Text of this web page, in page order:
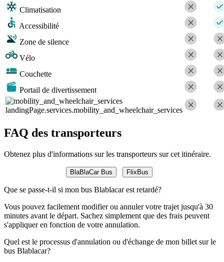
Climatisation
Accessibilité
Zone de silence
Vélo
Couchette
Portail de divertissement
landingPage.services.mobility_and_wheelchair_services
FAQ des transporteurs
Obtenez plus d'informations sur les transporteurs sur cet itinéraire.
BlaBlaCar Bus FlixBus
Que se passe-t-il si mon bus Blablacar est retardé?
Vous pouvez facilement modifier ou annuler votre trajet jusqu'à 30
minutes avant le départ. Sachez simplement que des frais peuvent
s'appliquer en fonction de votre annulation.
Quel est le processus d'annulation ou d'échange de mon billet sur le
bus Blablacar?